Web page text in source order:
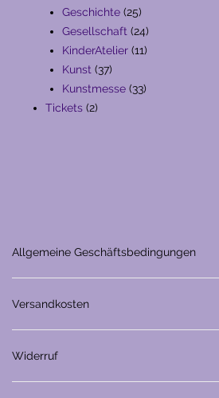
Geschichte 2525
Produkte
Gesellschaft 2424
Produkte
KinderAtelier 1111
Kunst 3737
Produkte
Kunstmesse 3333
Tickets 22
Allgemeine Geschäftsbedingungen
Versandkosten
Widerruf